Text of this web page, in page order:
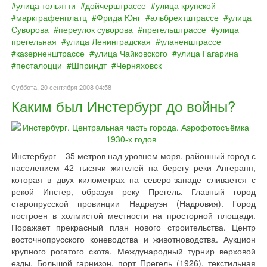
улица тольятти дойчерштрассе
улица крупской
маркграфенплатц
Фрида Юнг альбрехтштрассе
улица
Суворова
переулок суворова прегельштрассе
улица
прегельная
улица Ленинградская
уланенштрассе
казерненштрассе
улица Чайковского
улица Гагарина
песталоцци
Шприндт Черняховск
Суббота, 20 сентября 2008 04:58
Каким был Инстербург до войны?
Инстербург – 35 метров над уровнем моря, районный город с
населением 42 тысячи жителей на берегу реки Ангерапп,
которая в двух километрах на северо-западе сливается с
рекой Инстер, образуя реку Прегель. Главный город
старопрусской провинции Надрауэн (Надровия). Город
построен в холмистой местности на просторной площади.
Поражает прекрасный план нового строительства. Центр
восточнопрусского коневодства и животноводства. Аукцион
крупного рогатого скота. Международный турнир верховой
езды. Большой гарнизон, порт Прегель (1926), текстильная